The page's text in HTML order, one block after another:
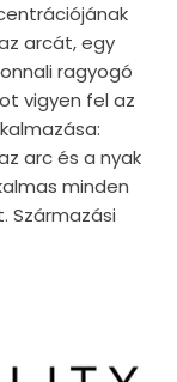
arcát, egy
ragyogó
vigyen fel az
arc és a nyak
minden
Származási